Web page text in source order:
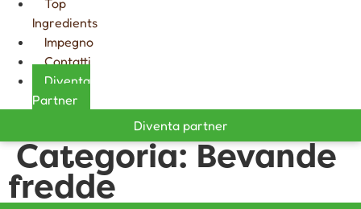
Ingredients
Impegno
Contatti
Diventa
Partner
Diventa partner
Categoria:Bevande
fredde